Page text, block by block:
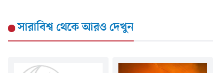
সারাবিশ্বথেকে আরও দেখুন